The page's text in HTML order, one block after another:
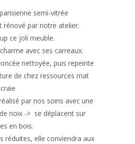
semi-vitrée
rénové par notre atelier.
ce joli meuble.
avec ses carreaux.
nettoyée, puis repeinte
de chez ressources mat
par nos soins avec une
noix -> se déplacent sur
en bois.
réduites, elle conviendra aux